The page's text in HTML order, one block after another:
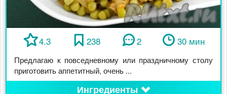
4.3 238 2 30 мин
Предлагаю к повседневному или праздничному столу
приготовить аппетитный, очень ...
Ингредиенты